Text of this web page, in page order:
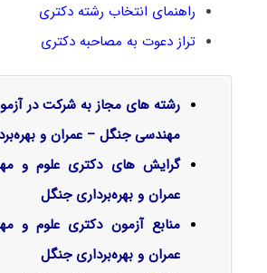
راهنمای انتخاب رشته دکتری
تراز دعوت به مصاحبه دکتری
رشته های مجاز به شرکت در
مهندسی جنگل – عمران و
گرایش‌ های دکتری علوم و
عمران و بهره‌برداری جنگل
منابع آزمون دکتری علوم و
عمران و بهره‌برداری جنگل